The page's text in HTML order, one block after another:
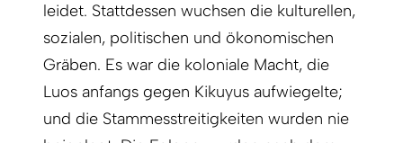
leidet. Stattdessen wuchsen die kulturellen,
sozialen, politischen und ökonomischen
Gräben. Es war die koloniale Macht, die
Luos anfangs gegen Kikuyus aufwiegelte;
und die Stammesstreitigkeiten wurden nie